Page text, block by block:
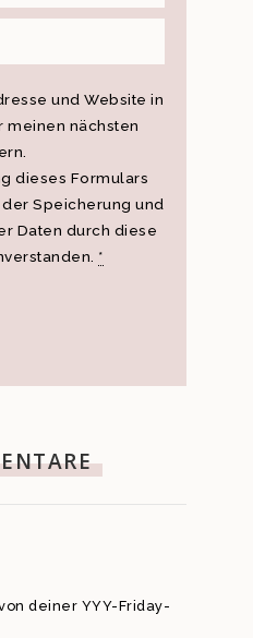
und Website in
meinen nächsten
dieses Formulars
Speicherung und
Daten durch diese
*
deiner YYY-Friday-